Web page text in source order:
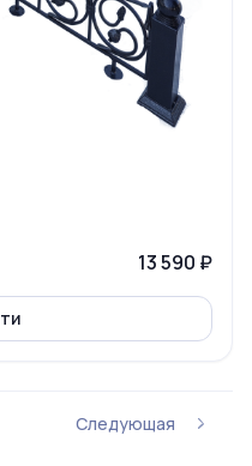
13 590 ₽
Следующая